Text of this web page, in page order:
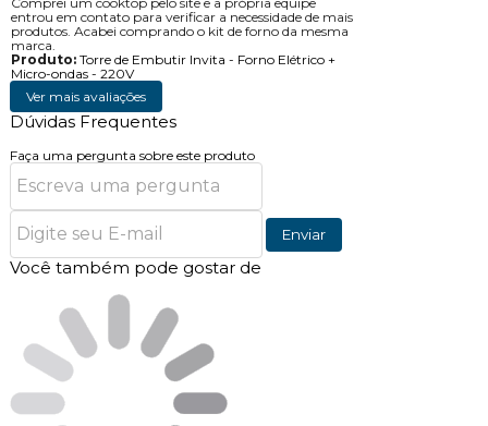
entrou em contato para verificar a necessidade de mais
produtos. Acabei comprando o kit de forno da mesma
marca.
Produto:Torre de Embutir Invita - Forno Elétrico +
Micro-ondas - 220V
Ver mais avaliações
Dúvidas Frequentes
Faça uma pergunta sobre este produto
Enviar
Você também pode gostar de